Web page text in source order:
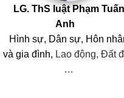
LG. ThS luật Phạm Tuấn
Anh
Hình sự, Dân sự, Hôn
và gia đình, Lao động, Đất
…